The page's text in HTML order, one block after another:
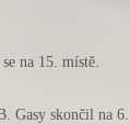
na 15. místě.
Gasy skončil na